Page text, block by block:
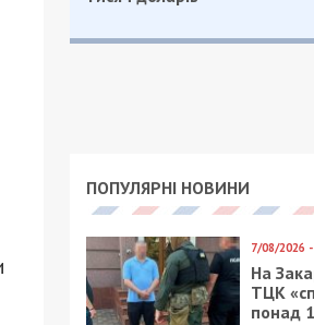
ПОПУЛЯРНІ НОВИНИ
7/08/2026
На
ТЦК
понад